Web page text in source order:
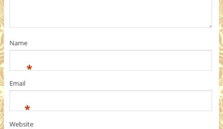
Name
*
Email
*
Website